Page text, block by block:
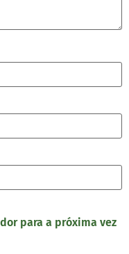
para a próxima vez